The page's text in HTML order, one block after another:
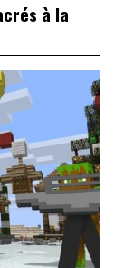
à la